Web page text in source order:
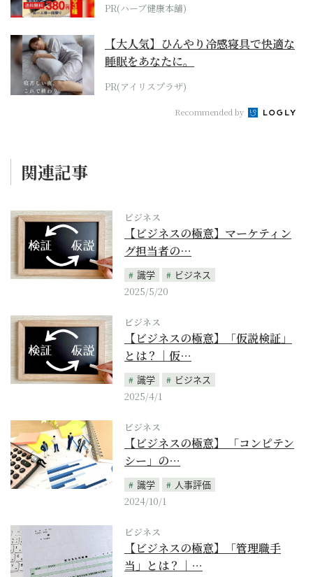
PR(ハーブ健康本舗)
【大人気】ひんやり冷感寝具で快適な
睡眠をあなたに。
PR(アイリスプラザ)
Recommended by
関連記事
ビジネス
【ビジネスの極意】マーケティン
グ担当者の…
識学
ビジネス
2025/5/20
ビジネス
【ビジネスの極意】「仮説検証」
とは？｜仮…
識学
ビジネス
2025/4/1
ビジネス
【ビジネスの極意】 「コンピテン
シー」の…
識学
人事評価
2024/10/1
ビジネス
【ビジネスの極意】「管理職手
当」とは？｜…